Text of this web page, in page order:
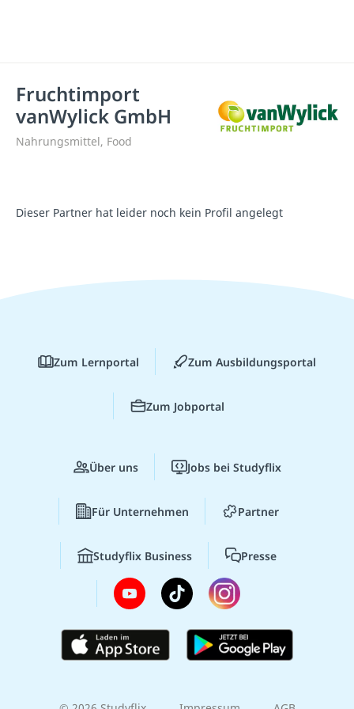
Fruchtimport
vanWylick GmbH
Nahrungsmittel, Food
Dieser Partner hat leider noch kein Profil angelegt
Zum Lernportal Zum Ausbildungsportal
Zum Jobportal
Über uns Jobs bei Studyflix
Für Unternehmen Partner
Studyflix Business Presse